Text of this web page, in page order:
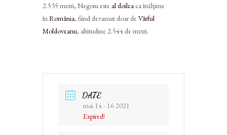
2.535 metri, Negoiu este al doilea ca înălțime
în România, fiind devansat doar deVârful
Moldoveanu, altitudine 2.544 de metri.
DATE
mai 14 - 16 2021
Expired!